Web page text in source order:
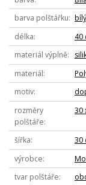
barva polštářku
bílý
délka
40
materiál výplně
materiál
motiv
rozměry
polštáře
30
šířka
30
výrobce
tvar polštáře